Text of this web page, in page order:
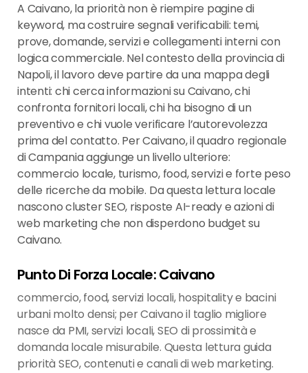
A Caivano, la priorità non è riempire pagine di
keyword, ma costruire segnali verificabili: temi,
prove, domande, servizi e collegamenti interni con
logica commerciale. Nel contesto della provincia di
Napoli, il lavoro deve partire da una mappa degli
intenti: chi cerca informazioni su Caivano, chi
confronta fornitori locali, chi ha bisogno di un
preventivo e chi vuole verificare l’autorevolezza
prima del contatto. Per Caivano, il quadro regionale
di Campania aggiunge un livello ulteriore:
commercio locale, turismo, food, servizi e forte peso
delle ricerche da mobile. Da questa lettura locale
nascono cluster SEO, risposte AI-ready e azioni di
web marketing che non disperdono budget su
Caivano.
Punto Di Forza Locale: Caivano
commercio, food, servizi locali, hospitality e bacini
urbani molto densi; per Caivano il taglio migliore
nasce da PMI, servizi locali, SEO di prossimità e
domanda locale misurabile. Questa lettura guida
priorità SEO, contenuti e canali di web marketing.